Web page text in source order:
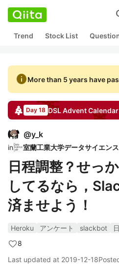
Trend Stock List
infoMore than 5 years have
Day 18 DSLAdvent Calendar
@y_k
in
日程調整？せっ
してるなら，
済ませよう！
Heroku アンケート slackbot
8
Last updated at 2019-12-18